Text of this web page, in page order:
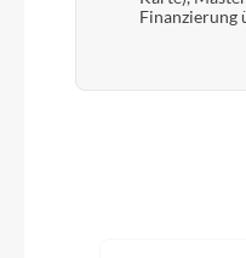
Finanzierung